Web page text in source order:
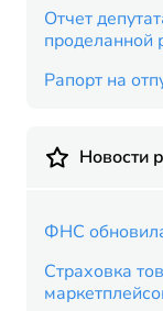
Отчет
проделанной
Рапорт на
Новости
ФНС
Страховка